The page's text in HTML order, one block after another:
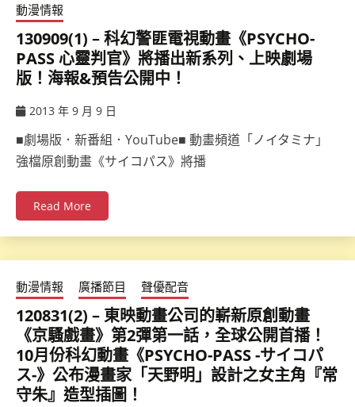
動漫情報
130909(1) – 科幻警匪電視動畫《PSYCHO-
PASS 心靈判官》將播出新系列、上映劇場
版！海報&預告公開中！
2013 年 9 月 9 日
■劇場版．新番組．YouTube■ 動畫頻道「ノイタミナ」
強檔原創動畫《サイコパス》將播
Read More
動漫情報 廣播節目 聲優配音
120831(2) – 東映動畫公司的嶄新原創動畫
《京騷戲畫》第2彈第一話，全球公開首播！
10月份科幻動畫《PSYCHO-PASS -サイコパ
ス-》公布漫畫家「天野明」設計之女主角『常
守朱』造型插圖！